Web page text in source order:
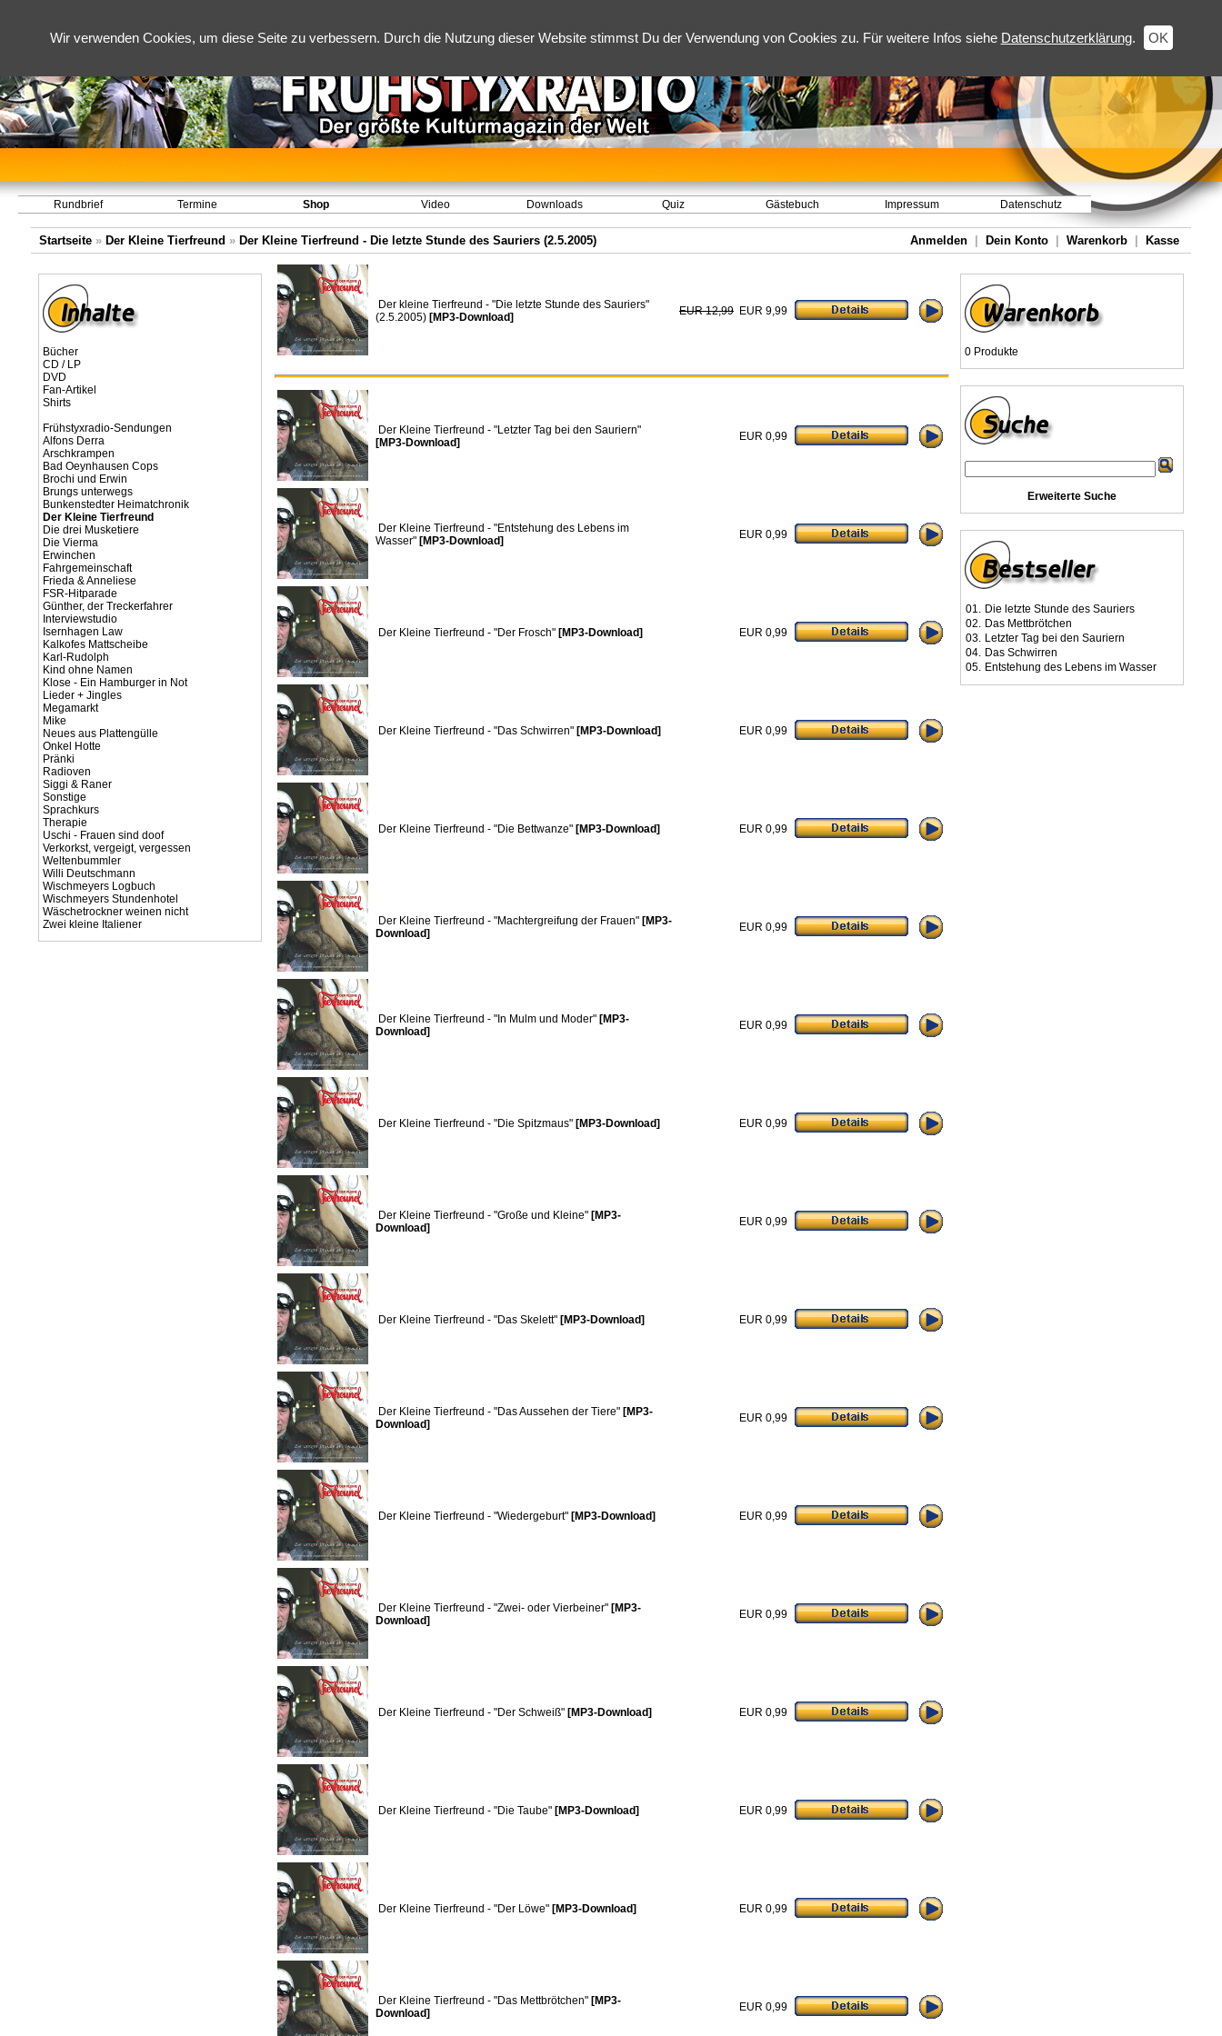
Wir verwenden Cookies, um diese Seite zu verbessern. Durch die Nutzung dieser Website stimmst Du der Verwendung von Cookies zu. Für weitere Infos siehe Datenschutzerklärung. OK
Rundbrief Termine Shop Video Downloads Quiz Gästebuch Impressum Datenschutz
Startseite » Der Kleine Tierfreund » Der Kleine Tierfreund - Die letzte Stunde des Sauriers (2.5.2005) Anmelden Dein Konto Warenkorb Kasse
Bücher
CD / LP
DVD
Fan-Artikel
Shirts
Frühstyxradio-Sendungen
Alfons Derra
Arschkrampen
Bad Oeynhausen Cops
Brochi und Erwin
Brungs unterwegs
Bunkenstedter Heimatchronik
Der Kleine Tierfreund
Die drei Musketiere
Die Vierma
Erwinchen
Fahrgemeinschaft
Frieda & Anneliese
FSR-Hitparade
Günther, der Treckerfahrer
Interviewstudio
Isernhagen Law
Kalkofes Mattscheibe
Karl-Rudolph
Kind ohne Namen
Klose - Ein Hamburger in Not
Lieder + Jingles
Megamarkt
Mike
Neues aus Plattengülle
Onkel Hotte
Pränki
Radioven
Siggi & Raner
Sonstige
Sprachkurs
Therapie
Uschi - Frauen sind doof
Verkorkst, vergeigt, vergessen
Weltenbummler
Willi Deutschmann
Wischmeyers Logbuch
Wischmeyers Stundenhotel
Wäschetrockner weinen nicht
Zwei kleine Italiener
Der kleine Tierfreund - "Die letzte Stunde des Sauriers"
(2.5.2005) [MP3-Download] EUR 12,99 EUR 9,99
Der Kleine Tierfreund - "Letzter Tag bei den Sauriern"
[MP3-Download]
EUR 0,99
Der Kleine Tierfreund - "Entstehung des Lebens im
Wasser" [MP3-Download] EUR 0,99
Der Kleine Tierfreund - "Der Frosch" [MP3-Download] EUR 0,99
Der Kleine Tierfreund - "Das Schwirren" [MP3-Download] EUR 0,99
Der Kleine Tierfreund - "Die Bettwanze" [MP3-Download] EUR 0,99
Der Kleine Tierfreund - "Machtergreifung der Frauen" [MP3-
Download]
EUR 0,99
Der Kleine Tierfreund - "In Mulm und Moder" [MP3-
Download]
EUR 0,99
Der Kleine Tierfreund - "Die Spitzmaus" [MP3-Download] EUR 0,99
Der Kleine Tierfreund - "Große und Kleine" [MP3-
Download]
EUR 0,99
Der Kleine Tierfreund - "Das Skelett" [MP3-Download] EUR 0,99
Der Kleine Tierfreund - "Das Aussehen der Tiere" [MP3-
Download]
EUR 0,99
Der Kleine Tierfreund - "Wiedergeburt" [MP3-Download] EUR 0,99
Der Kleine Tierfreund - "Zwei- oder Vierbeiner" [MP3-
Download]
EUR 0,99
Der Kleine Tierfreund - "Der Schweiß" [MP3-Download] EUR 0,99
Der Kleine Tierfreund - "Die Taube" [MP3-Download] EUR 0,99
Der Kleine Tierfreund - "Der Löwe" [MP3-Download] EUR 0,99
Der Kleine Tierfreund - "Das Mettbrötchen" [MP3-
Download]
EUR 0,99
0 Produkte
Erweiterte Suche
01. Die letzte Stunde des Sauriers
02. Das Mettbrötchen
03. Letzter Tag bei den Sauriern
04. Das Schwirren
05. Entstehung des Lebens im Wasser